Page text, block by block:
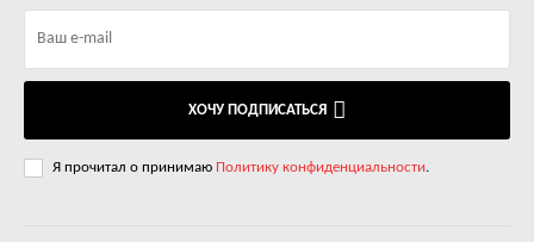
ХОЧУ ПОДПИСАТЬСЯ
Я прочитал о принимаю Политику конфиденциальности.